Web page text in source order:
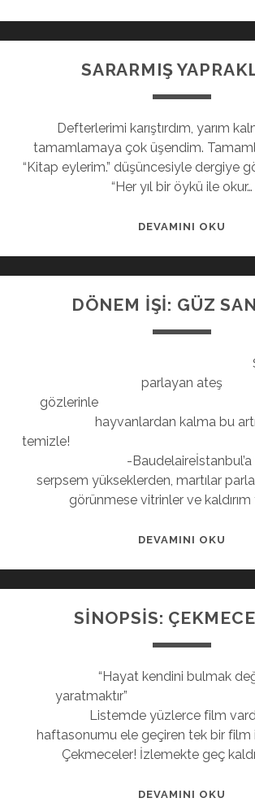
SARARMIŞ
Defterlerimi karıştırdım, yarım
tamamlamaya çok üşendim.
“Kitap eylerim.” düşüncesiyle dergiye
“Her yıl bir öykü ile okur…
DEVAMINI OKU
DÖNEM İŞİ: GÜZ
Şenlikler
parlayan ateş
gözlerinle
hayvanlardan kalma bu
-Baudelaireİstanbul’a bir
serpsem yükseklerden, martılar
görünmese vitrinler ve kaldırım
DEVAMINI OKU
SİNOPSİS:
“Hayat kendini bulmak
yaratmaktır”
Listemde yüzlerce film
haftasonumu ele geçiren tek bir film
Çekmeceler! İzlemekte geç
DEVAMINI OKU